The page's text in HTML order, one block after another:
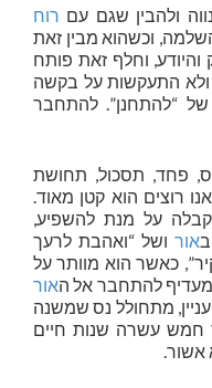
ולהבין שגם עם רוח
וכשהוא מבין זאת
וחלף זאת פותח
ולא התעקשות על בקשה
של “להתחנן”. להתחבר
פחד, תסכול, תחושת
רוצים הוא קטן מאוד.
על מנת להשפיע,
באורושל “ואהבת לרעך
כאשר הוא מוותר על
מעדיף להתחבר אל האור
מתחולל נס שמשנה
חמש עשרה שנות חיים
אשור.